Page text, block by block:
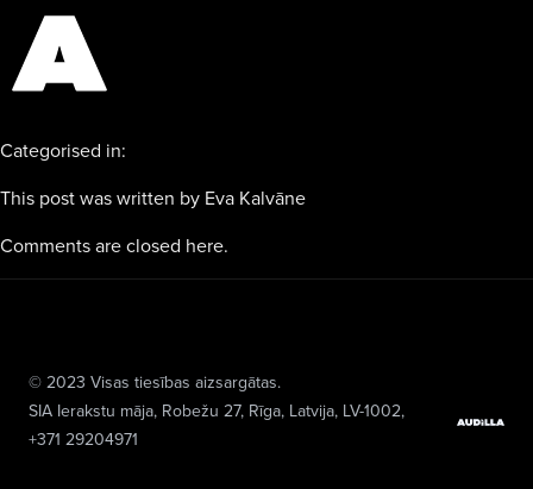
Categorised in:
This post was written by Eva Kalvāne
Comments are closed here.
© 2023 Visas tiesības aizsargātas.
SIA Ierakstu māja, Robežu 27, Rīga, Latvija, LV-1002,
+371 29204971